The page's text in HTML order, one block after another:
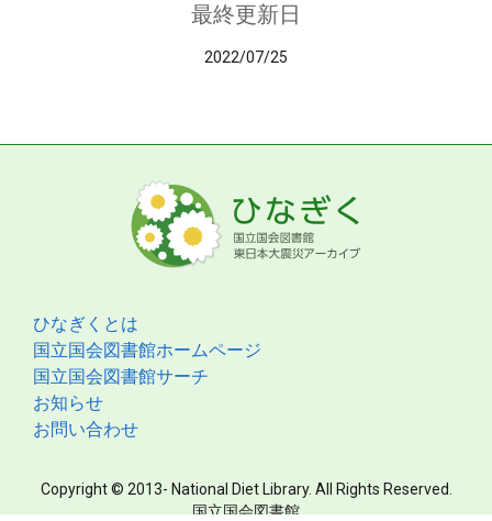
最終更新日
2022/07/25
ひなぎくとは
国立国会図書館ホームページ
国立国会図書館サーチ
お知らせ
お問い合わせ
Copyright © 2013- National Diet Library. All Rights Reserved.